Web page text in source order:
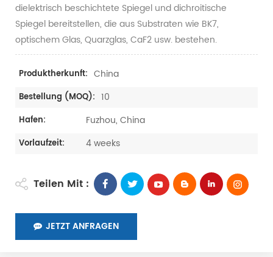
dielektrisch beschichtete Spiegel und dichroitische
Spiegel bereitstellen, die aus Substraten wie BK7,
optischem Glas, Quarzglas, CaF2 usw. bestehen.
Produktherkunft: China
Bestellung (MOQ): 10
Hafen: Fuzhou, China
Vorlaufzeit: 4 weeks
Teilen Mit :
JETZT ANFRAGEN